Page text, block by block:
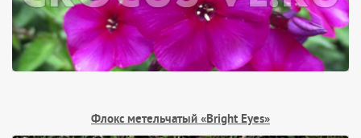
Флокс метельчатый «Bright Eyes»